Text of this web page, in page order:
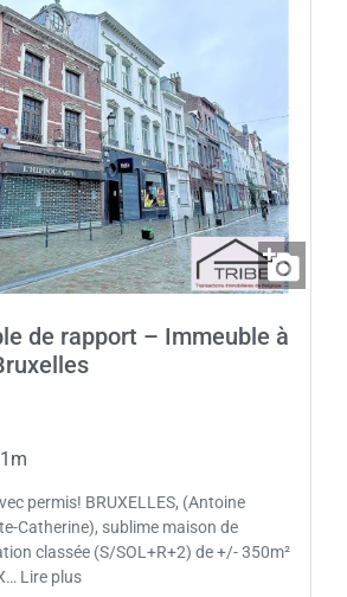
de rapport – Immeuble à
1m
permis! BRUXELLES, (Antoine
Catherine), sublime maison de
classée (S/SOL+R+2) de +/- 350m²
Lire plus